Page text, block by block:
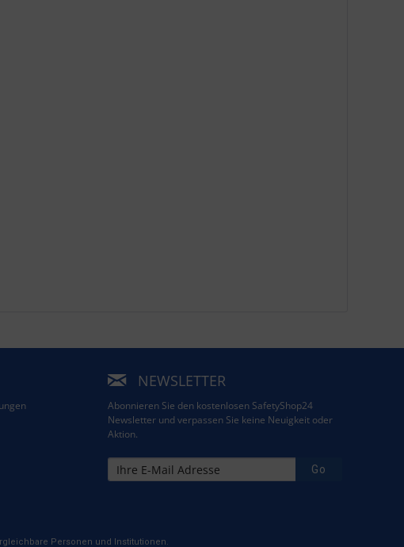
NEWSLETTER
Abonnieren Sie den kostenlosen SafetyShop24
Newsletter und verpassen Sie keine Neuigkeit oder
Aktion.
Go
Personen und Institutionen.